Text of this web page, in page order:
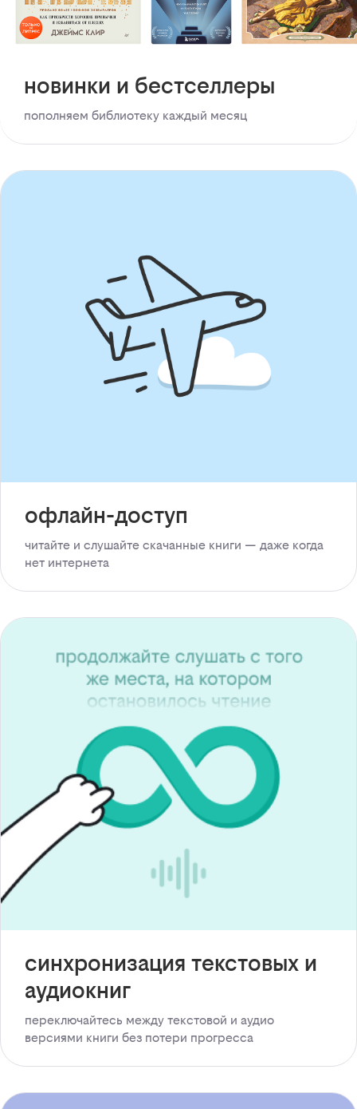
новинки и бестселлеры
пополняем библиотеку каждый месяц
офлайн-доступ
читайте и слушайте скачанные книги — даже когда
нет интернета
синхронизация текстовых и
аудиокниг
переключайтесь между текстовой и аудио
версиями книги без потери прогресса